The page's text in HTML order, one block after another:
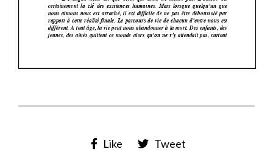
Like Tweet